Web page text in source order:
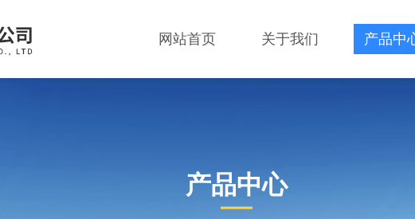
网站首页 关于我们 产品中
产品中心